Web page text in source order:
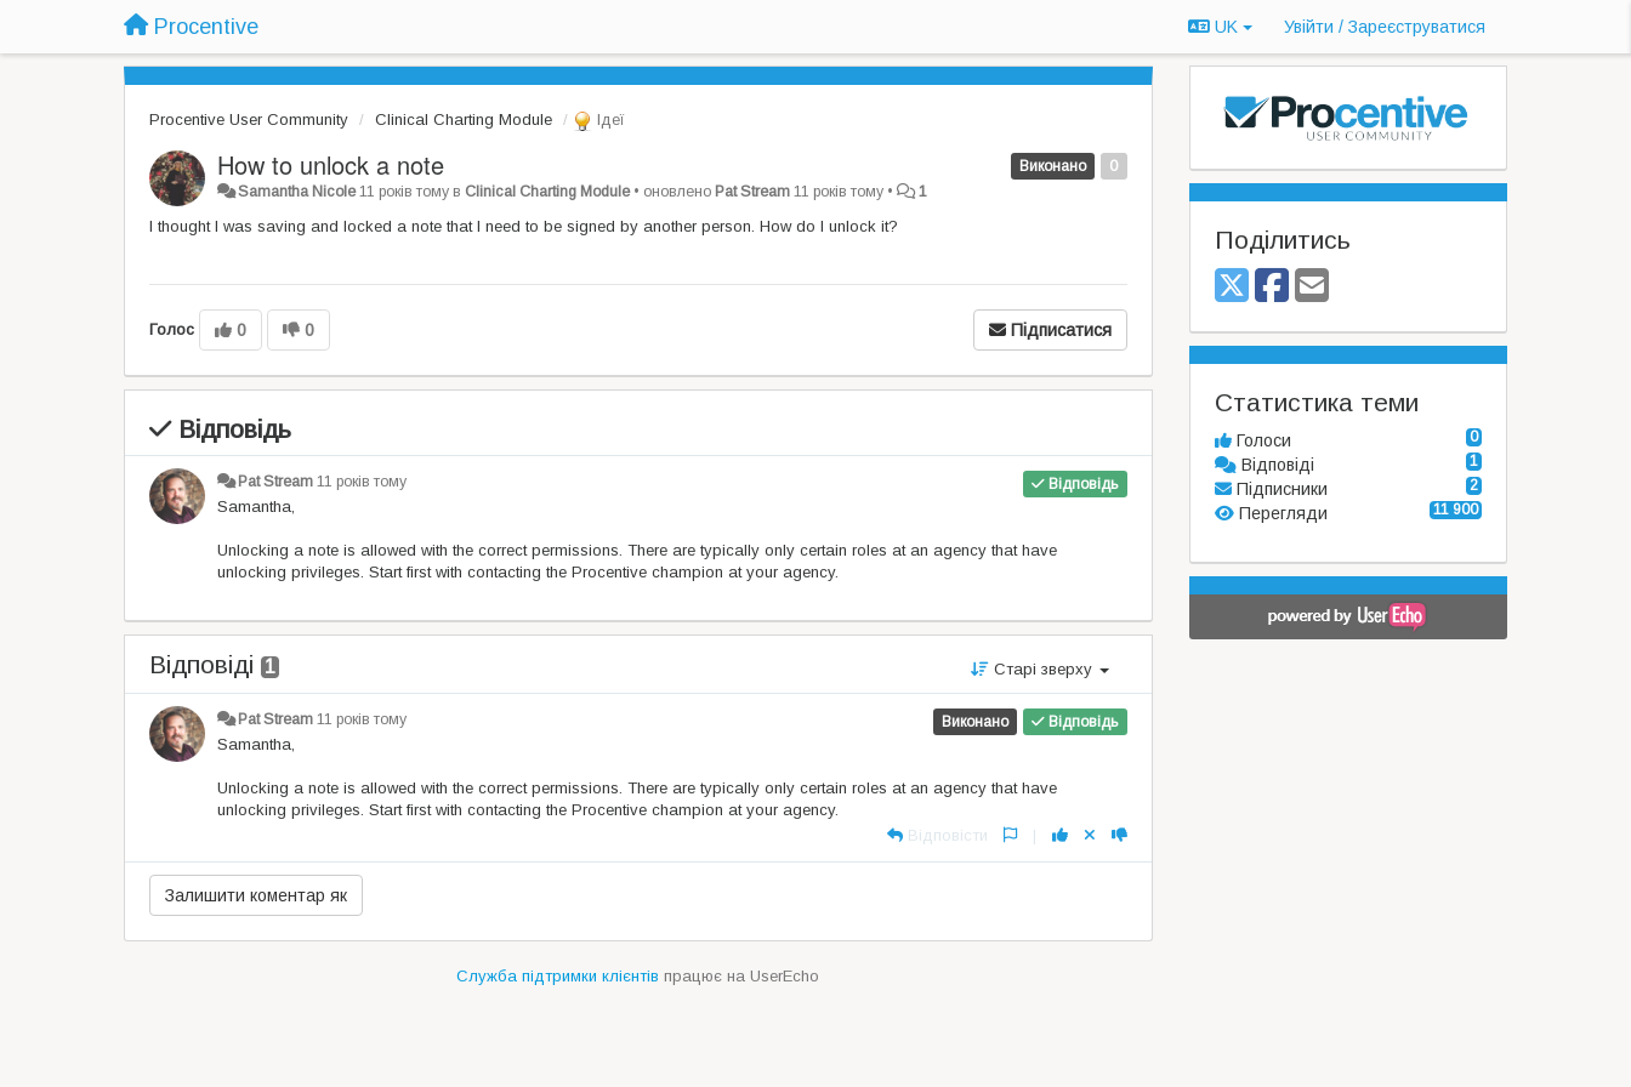
Procentive UK Увійти / Зареєструватися
Procentive User Community Clinical Charting Module Ідеї
0
Виконано
How to unlock a note
Samantha Nicole 11 років тому в Clinical Charting Module• оновлено Pat Stream 11 років тому • 1
I thought I was saving and locked a note that I need to be signed by another person. How do I unlock it?
Голос 0 0 Підписатися
Відповідь
Відповідь
Pat Stream 11 років тому
Samantha,
Unlocking a note is allowed with the correct permissions. There are typically only certain roles at an agency that have
unlocking privileges. Start first with contacting the Procentive champion at your agency.
Відповіді 1 Старі зверху
Відповідь
Виконано
Pat Stream 11 років тому
Samantha,
Unlocking a note is allowed with the correct permissions. There are typically only certain roles at an agency that have
unlocking privileges. Start first with contacting the Procentive champion at your agency.
Відповісти
|
Служба підтримки клієнтів працює на UserEcho
Поділитись
Статистика теми
0
Голоси
1
Відповіді
2
Підписники
11 900
Перегляди